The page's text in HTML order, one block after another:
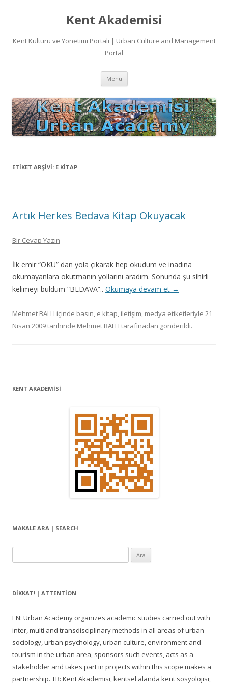
Kent Akademisi
Kent Kültürü ve Yönetimi Portalı | Urban Culture and Management
Portal
Menü İçeriğe
ETIKET ARŞIVI: E KITAP
Artık Herkes Bedava Kitap Okuyacak
Bir Cevap Yazın
İlk emir “OKU” dan yola çıkarak hep okudum ve inadına
okumayanlara okutmanın yollarını aradım. Sonunda şu sihirli
kelimeyi buldum “BEDAVA”.. Okumaya devam et →
Mehmet BALLI içinde basın, e kitap, iletişim, medya etiketleriyle 21
Nisan 2009tarihinde Mehmet BALLI tarafınadan gönderildi.
KENT AKADEMİSİ
MAKALE ARA | SEARCH
DIKKAT! | ATTENTION
EN: Urban Academy organizes academic studies carried out with
inter, multi and transdisciplinary methods in all areas of urban
sociology, urban psychology, urban culture, environment and
tourism in the urban area, sponsors such events, acts as a
stakeholder and takes part in projects within this scope makes a
partnership. TR: Kent Akademisi, kentsel alanda kent sosyolojisi,